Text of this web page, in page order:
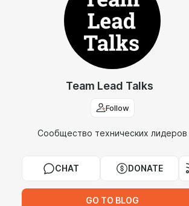
Team Lead Talks
Follow
Сообщество технических лидеров
CHAT DONATE
GO TO BLOG